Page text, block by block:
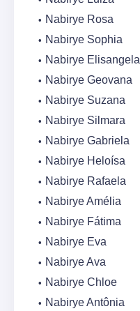
Nabirye Rosa
Nabirye Sophia
Nabirye Elisangela
Nabirye Geovana
Nabirye Suzana
Nabirye Silmara
Nabirye Gabriela
Nabirye Heloísa
Nabirye Rafaela
Nabirye Amélia
Nabirye Fátima
Nabirye Eva
Nabirye Ava
Nabirye Chloe
Nabirye Antônia